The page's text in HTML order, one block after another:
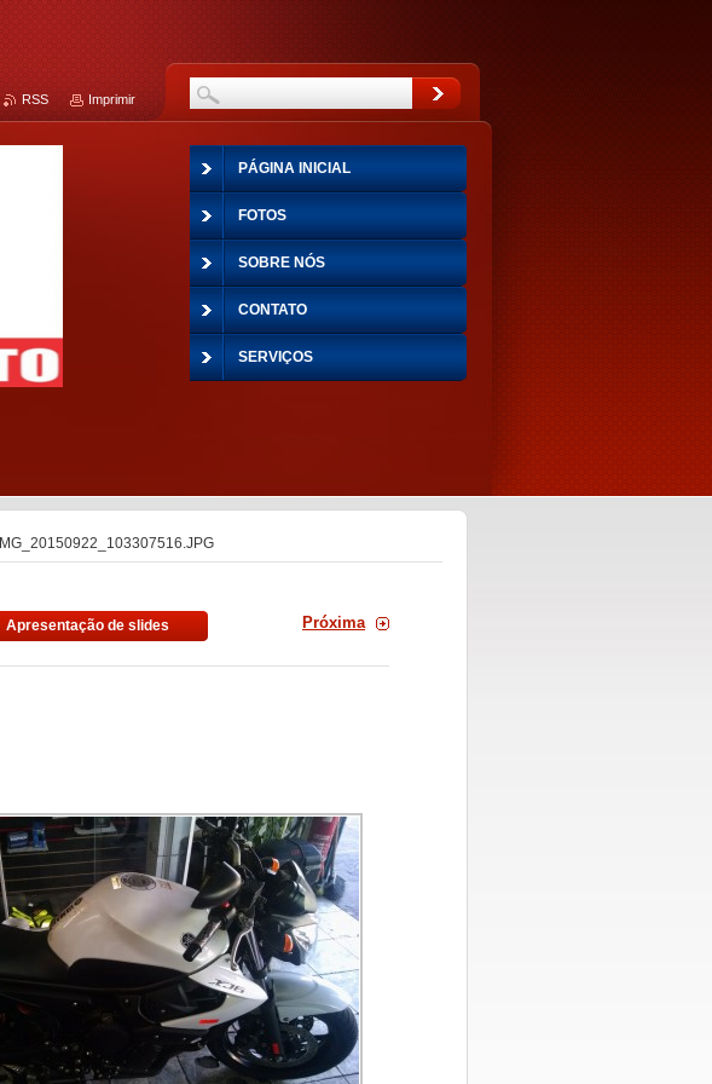
IMG_20150922_103307516.JPG
Apresentação de slides Próxima
PÁGINA INICIAL
FOTOS
SOBRE NÓS
CONTATO
SERVIÇOS
RSS Imprimir